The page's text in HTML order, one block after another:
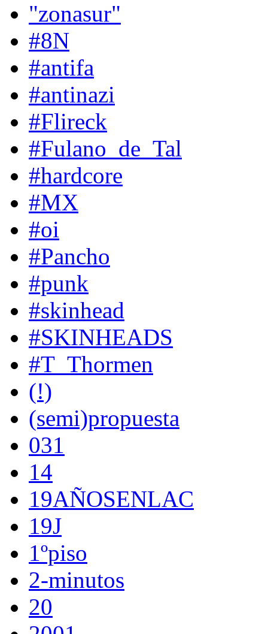
"zonasur"
#8N
#antifa
#antinazi
#Flireck
#Fulano_de_Tal
#hardcore
#MX
#oi
#Pancho
#punk
#skinhead
#SKINHEADS
#T_Thormen
(!)
(semi)propuesta
031
14
19AÑOSENLAC
19J
1ºpiso
2-minutos
20